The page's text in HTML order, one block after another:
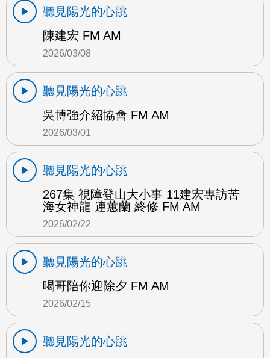
聽見陽光的心跳
陳建宏 FM AM
2026/03/08
聽見陽光的心跳
吳博強介紹協會 FM AM
2026/03/01
聽見陽光的心跳
267集 視障登山大小事 11建宏專訪苦
海女神龍 連蕙蘭 終修 FM AM
2026/02/22
聽見陽光的心跳
喝哥陪你迎除夕 FM AM
2026/02/15
聽見陽光的心跳